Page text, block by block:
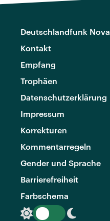
Deutschlandfunk Nova
Kontakt
Empfang
Trophäen
Datenschutzerklärung
Impressum
Korrekturen
Kommentarregeln
Gender und Sprache
Barrierefreiheit
Farbschema